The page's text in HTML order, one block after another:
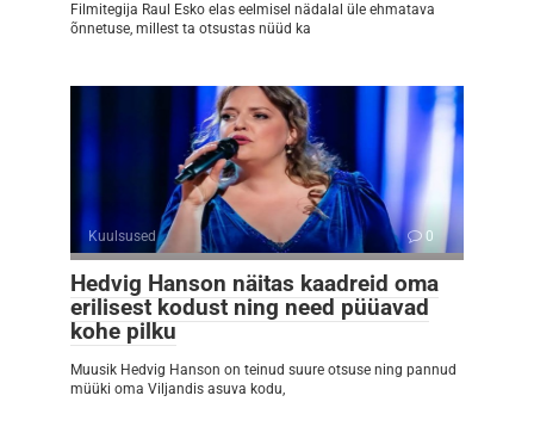
Filmitegija Raul Esko elas eelmisel nädalal üle ehmatava
õnnetuse, millest ta otsustas nüüd ka
Kuulsused 0
Hedvig Hanson näitas kaadreid oma
erilisest kodust ning need püüavad
kohe pilku
Muusik Hedvig Hanson on teinud suure otsuse ning pannud
müüki oma Viljandis asuva kodu,